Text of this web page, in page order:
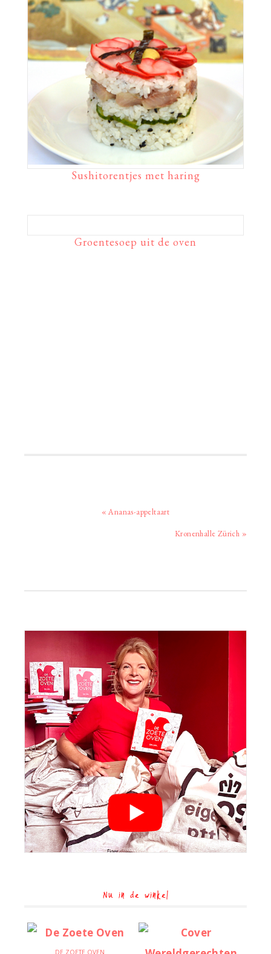
Sushitorentjes met haring
Groentesoep uit de oven
Vorig
« Ananas-appeltaart
Volgend
Kronenhalle Zürich »
Nu in de winkel